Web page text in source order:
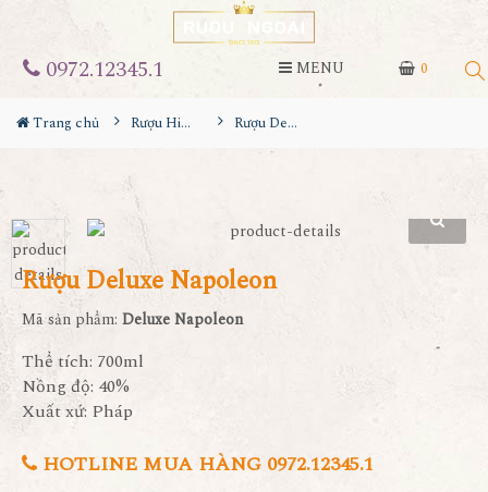
0
0972.12345.1 MENU
Trang chủ Rượu Hiếm - Cũ Rượu Deluxe Napoleon
Rượu Deluxe Napoleon
Mã sản phẩm: Deluxe Napoleon
Thể tích: 700ml
Nồng độ: 40%
Xuất xứ: Pháp
HOTLINE MUA HÀNG 0972.12345.1